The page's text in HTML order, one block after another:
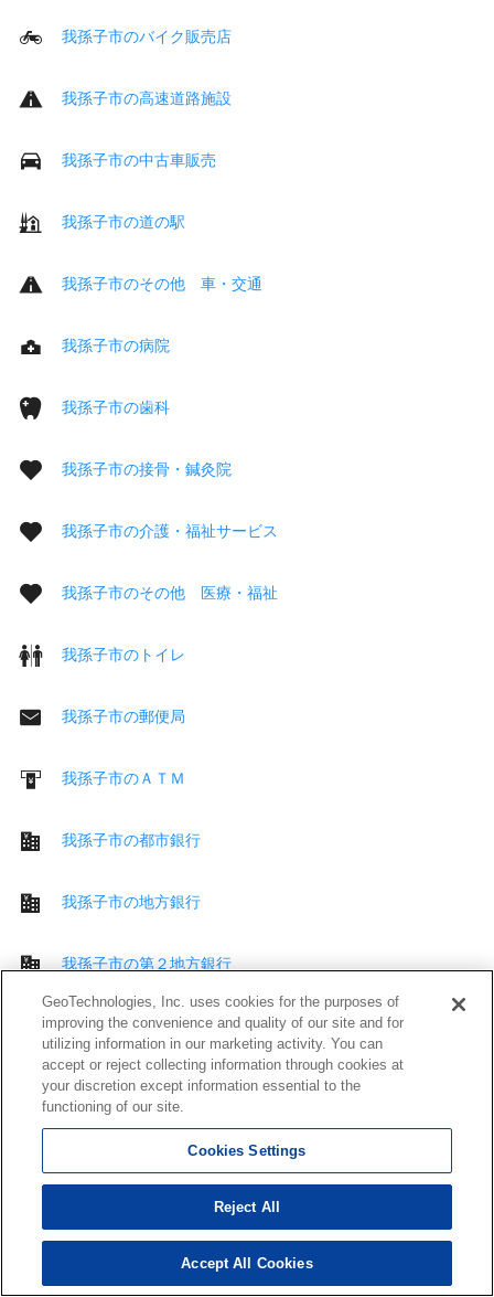
我孫子市のバイク販売店
我孫子市の高速道路施設
我孫子市の中古車販売
我孫子市の道の駅
我孫子市のその他 車・交通
我孫子市の病院
我孫子市の歯科
我孫子市の接骨・鍼灸院
我孫子市の介護・福祉サービス
我孫子市のその他 医療・福祉
我孫子市のトイレ
我孫子市の郵便局
我孫子市のＡＴＭ
我孫子市の都市銀行
我孫子市の地方銀行
我孫子市の第２地方銀行
我孫子市のその他 銀行
我孫子市のその他 金融機関
我孫子市の公共施設
我孫子市の図書館
GeoTechnologies, Inc. uses cookies for the purposes of
improving the convenience and quality of our site and for
utilizing information in our marketing activity. You can
accept or reject collecting information through cookies at
your discretion except information essential to the
functioning of our site.
Cookies Settings
Reject All
Accept All Cookies